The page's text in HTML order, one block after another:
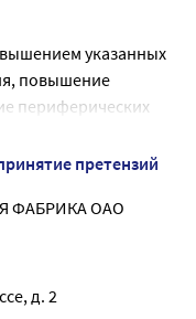
секреции
действием, которое
чувствительных
и рефлекторной
указанных
повышение
периферических
претензий
ФАБРИКА ОАО
д. 2